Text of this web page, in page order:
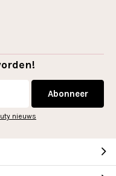
Abonneer
nieuws